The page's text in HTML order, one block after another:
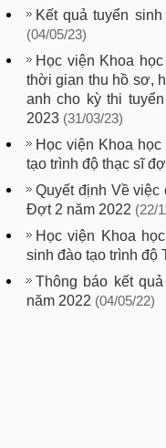
Kết quả tuyển
(04/05/23)
Học viện Khoa
thời gian thu hồ sơ,
anh cho kỳ thi
2023 (31/03/23)
Học viện Khoa
tạo trình độ thạc sĩ
Quyết định Về việc
Đợt 2 năm 2022 (22/
Học viện Khoa
sinh đào tạo trình độ
Thông báo kết
năm 2022 (04/05/22)